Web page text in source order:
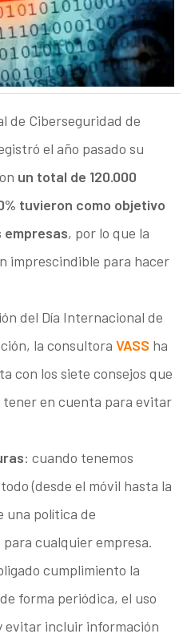
de Ciberseguridad de
el año pasado su
un total de 120.000
tuvieron como objetivo
empresas, por lo que la
imprescindible para hacer
del Día Internacional de
la consultora VASS ha
con los siete consejos que
en cuenta para evitar
: cuando tenemos
(desde el móvil hasta la
una política de
cualquier empresa.
cumplimiento la
forma periódica, el uso
evitar incluir información